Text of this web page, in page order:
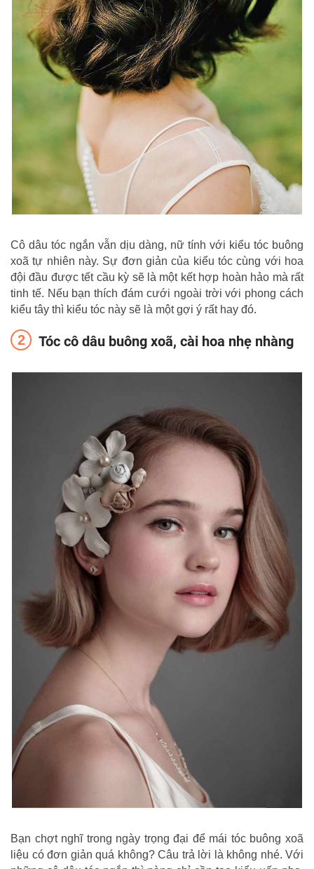
Cô dâu tóc ngắn vẫn dịu dàng, nữ tính với kiểu tóc buông
xoã tự nhiên này. Sự đơn giản của kiểu tóc cùng với hoa
đội đầu được tết cầu kỳ sẽ là một kết hợp hoàn hảo mà rất
tinh tế. Nếu bạn thích đám cưới ngoài trời với phong cách
kiểu tây thì kiểu tóc này sẽ là một gợi ý rất hay đó.
Tóc cô dâu buông xoã, cài hoa nhẹ nhàng
Bạn chợt nghĩ trong ngày trọng đại để mái tóc buông xoã
liệu có đơn giản quá không? Câu trả lời là không nhé. Với